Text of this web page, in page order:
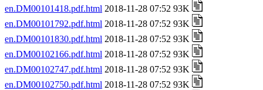
en.DM00101418.pdf.html 2018-11-28 07:52 93K
en.DM00101792.pdf.html 2018-11-28 07:52 93K
en.DM00101830.pdf.html 2018-11-28 07:52 93K
en.DM00102166.pdf.html 2018-11-28 07:52 93K
en.DM00102747.pdf.html 2018-11-28 07:52 93K
en.DM00102750.pdf.html 2018-11-28 07:52 93K